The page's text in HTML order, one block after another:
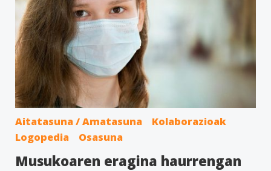
Aitatasuna / Amatasuna
Kolaborazioak
Logopedia
Osasuna
Musukoaren eragina haurrengan